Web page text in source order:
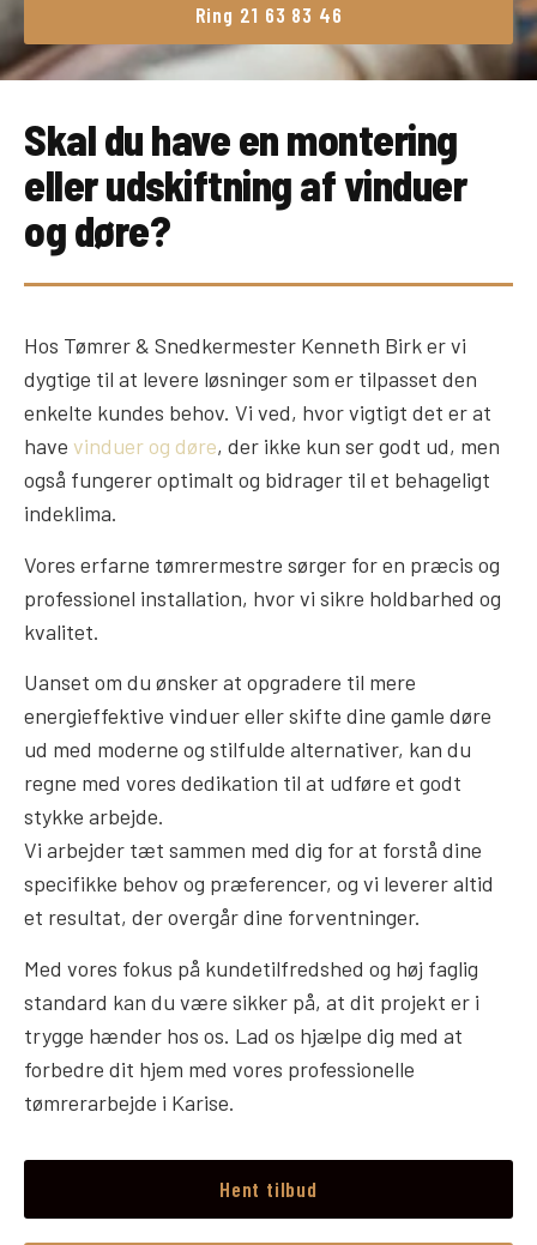
Ring 21 63 83 46
Skal du have en montering
eller udskiftning af vinduer
og døre?
Hos Tømrer & Snedkermester Kenneth Birk er vi
dygtige til at levere løsninger som er tilpasset den
enkelte kundes behov. Vi ved, hvor vigtigt det er at
have vinduer og døre, der ikke kun ser godt ud, men
også fungerer optimalt og bidrager til et behageligt
indeklima.
Vores erfarne tømrermestre sørger for en præcis og
professionel installation, hvor vi sikre holdbarhed og
kvalitet.
Uanset om du ønsker at opgradere til mere
energieffektive vinduer eller skifte dine gamle døre
ud med moderne og stilfulde alternativer, kan du
regne med vores dedikation til at udføre et godt
stykke arbejde.
Vi arbejder tæt sammen med dig for at forstå dine
specifikke behov og præferencer, og vi leverer altid
et resultat, der overgår dine forventninger.
Med vores fokus på kundetilfredshed og høj faglig
standard kan du være sikker på, at dit projekt er i
trygge hænder hos os. Lad os hjælpe dig med at
forbedre dit hjem med vores professionelle
tømrerarbejde i Karise.
Hent tilbud